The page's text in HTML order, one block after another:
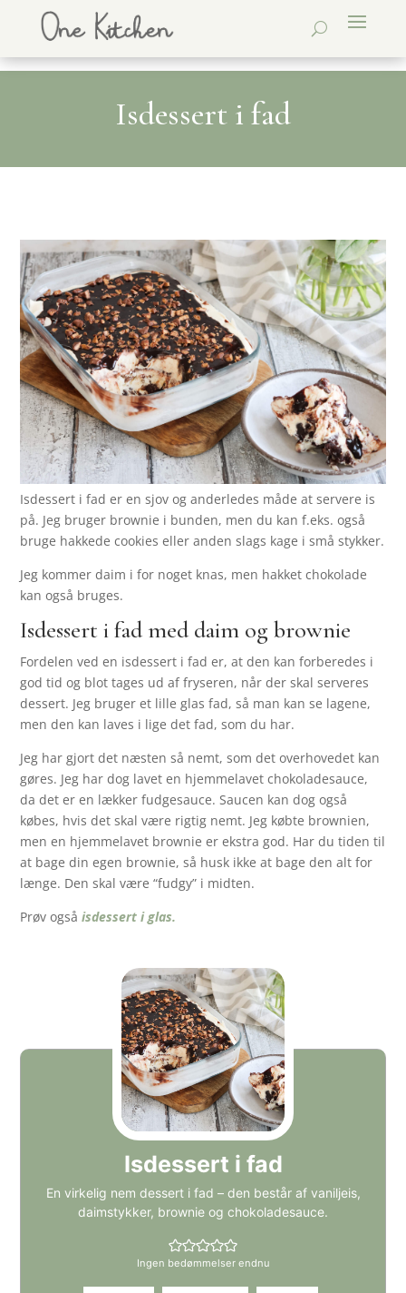
Isdessert i fad
Isdessert i fad er en sjov og anderledes måde at servere is
på. Jeg bruger brownie i bunden, men du kan f.eks. også
bruge hakkede cookies eller anden slags kage i små stykker.
Jeg kommer daim i for noget knas, men hakket chokolade
kan også bruges.
Isdessert i fad med daim og brownie
Fordelen ved en isdessert i fad er, at den kan forberedes i
god tid og blot tages ud af fryseren, når der skal serveres
dessert. Jeg bruger et lille glas fad, så man kan se lagene,
men den kan laves i lige det fad, som du har.
Jeg har gjort det næsten så nemt, som det overhovedet kan
gøres. Jeg har dog lavet en hjemmelavet chokoladesauce,
da det er en lækker fudgesauce. Saucen kan dog også
købes, hvis det skal være rigtig nemt. Jeg købte brownien,
men en hjemmelavet brownie er ekstra god. Har du tiden til
at bage din egen brownie, så husk ikke at bage den alt for
længe. Den skal være “fudgy” i midten.
Prøv ogsåisdessert i glas.
Isdessert i fad
En virkelig nem dessert i fad – den består af vaniljeis,
daimstykker, brownie og chokoladesauce.
Ingen bedømmelser endnu